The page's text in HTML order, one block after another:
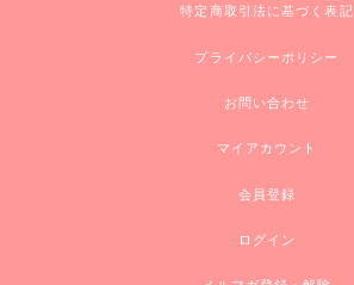
特定商取引法に基づく表記
プライバシーポリシー
お問い合わせ
マイアカウント
会員登録
ログイン